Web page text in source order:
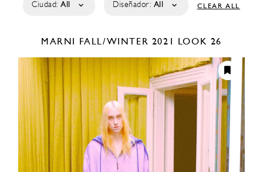
Ciudad: All Diseñador: All CLEAR ALL
MARNI FALL/WINTER 2021 LOOK 26